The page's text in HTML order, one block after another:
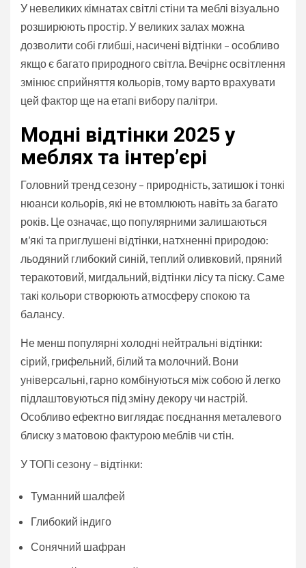
У невеликих кімнатах світлі стіни та меблі візуально
розширюють простір. У великих залах можна
дозволити собі глибші, насичені відтінки – особливо
якщо є багато природного світла. Вечірнє освітлення
змінює сприйняття кольорів, тому варто врахувати
цей фактор ще на етапі вибору палітри.
Модні відтінки 2025 у
меблях та інтер’єрі
Головний тренд сезону – природність, затишок і тонкі
нюанси кольорів, які не втомлюють навіть за багато
років. Це означає, що популярними залишаються
м’які та приглушені відтінки, натхненні природою:
льодяний глибокий синій, теплий оливковий, пряний
теракотовий, мигдальний, відтінки лісу та піску. Саме
такі кольори створюють атмосферу спокою та
балансу.
Не менш популярні холодні нейтральні відтінки:
сірий, грифельний, білий та молочний. Вони
універсальні, гарно комбінуються між собою й легко
підлаштовуються під зміну декору чи настрій.
Особливо ефектно виглядає поєднання металевого
блиску з матовою фактурою меблів чи стін.
У ТОПі сезону – відтінки:
Туманний шалфей
Глибокий індиго
Сонячний шафран